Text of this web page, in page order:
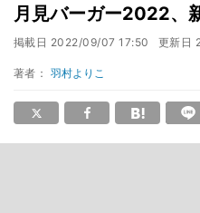
月見バーガー2022、
掲載日 2022/09/07 17:50 更新日
著者： 羽村よりこ